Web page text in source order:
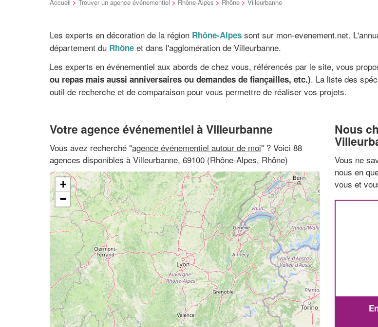
Accueil > Trouver un agence événementiel > Rhône-Alpes > Rhône > Villeurbanne
Les experts en décoration de la région Rhône-Alpes sont sur mon-evenement.net.
département du Rhône et dans l'agglomération de Villeurbanne.
Les experts en événementiel aux abords de chez vous, référencés par le site, vous
ou repas mais aussi anniversaires ou demandes de fiançailles, etc.). La liste des
outil de recherche et de comparaison pour vous permettre de réaliser vos projets.
Votre agence événementiel à Villeurbanne
Vous avez recherché "agence événementiel autour de moi" ? Voici 88
agences disponibles à Villeurbanne, 69100 (Rhône-Alpes, Rhône)
+
−
Nous
Vous ne
nous en
vous et